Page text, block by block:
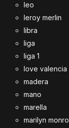
leo
leroy merlin
libra
liga
liga 1
love valencia
madera
mano
marella
marilyn